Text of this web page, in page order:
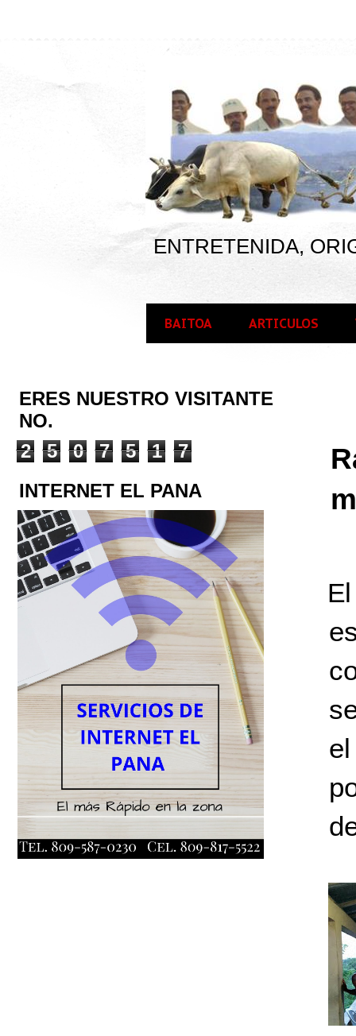
ENTRETENIDA,
BAITOA ARTICULOS
E
ERES NUESTRO VISITANTE
NO.
2
5 0 7 5 1
7
INTERNET EL PANA